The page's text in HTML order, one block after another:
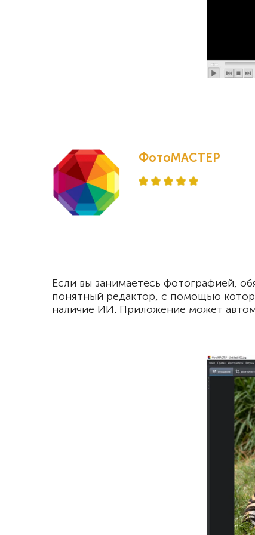
ФотоМАСТЕР
Если вы занимаетесь фотографией,
понятный редактор, с помощью
наличие ИИ. Приложение может